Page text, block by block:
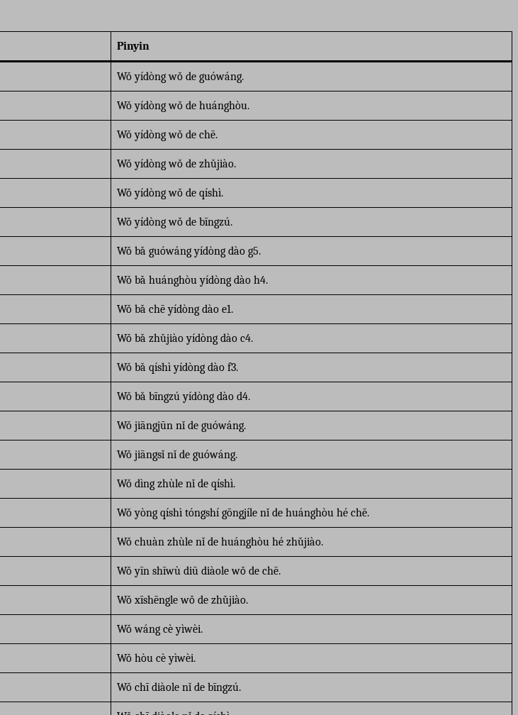
Pinyin
Wǒ yídòng wǒ de guówáng.
Wǒ yídòng wǒ de huánghòu.
Wǒ yídòng wǒ de chē.
Wǒ yídòng wǒ de zhǔjiào.
Wǒ yídòng wǒ de qíshì.
Wǒ yídòng wǒ de bīngzú.
Wǒ bǎ guówáng yídòng dào g5.
Wǒ bǎ huánghòu yídòng dào h4.
Wǒ bǎ chē yídòng dào e1.
Wǒ bǎ zhǔjiào yídòng dào c4.
Wǒ bǎ qíshì yídòng dào f3.
Wǒ bǎ bīngzú yídòng dào d4.
Wǒ jiāngjūn nǐ de guówáng.
Wǒ jiāngsǐ nǐ de guówáng.
Wǒ dìng zhùle nǐ de qíshì.
Wǒ yòng qíshì tóngshí gōngjíle nǐ de huánghòu hé chē.
Wǒ chuàn zhùle nǐ de huánghòu hé zhǔjiào.
Wǒ yīn shīwù diū diàole wǒ de chē.
Wǒ xīshēngle wǒ de zhǔjiào.
Wǒ wáng cè yìwèi.
Wǒ hòu cè yìwèi.
Wǒ chī diàole nǐ de bīngzú.